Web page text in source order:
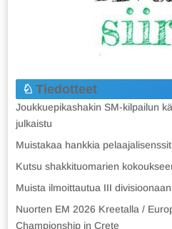
Tiedotteet
Joukkuepikashakin SM-kilpailun
julkaistu
Muistakaa hankkia
Kutsu shakkituomarien
Muista ilmoittautua III
Nuorten EM 2026 Kreetalla /
Championship in Crete